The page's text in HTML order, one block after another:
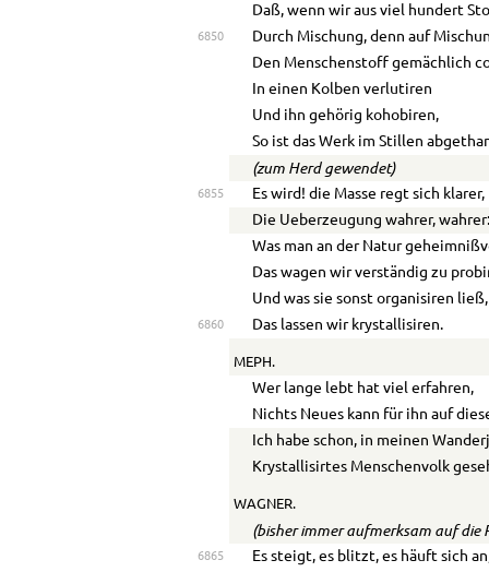
Daß, wenn wir aus viel hundert
6850
Durch Mischung, denn auf
Den Menschenstoff gemächlich
In einen Kolben verlutiren
Und ihn gehörig kohobiren,
So ist das Werk im Stillen
(zum Herd gewendet)
6855
Es wird! die Masse regt sich klarer,
Die Ue berzeugungwahrer, wahrer
Was man an der Natur
Das wagen wir verständig zu
Und was sie sonst organisiren ließ,
6860 Das lassen wir krystallisiren.
MEPH.
Wer lange lebt hat viel erfahren,
Nichts Neues kann für ihn auf
Ich habe schon, in meinen
Krystallisirtes Menschenvolk
WAGNER.
(bisher immer aufmerksam auf die
6865 Es steigt, es blitzt, es häuft sich